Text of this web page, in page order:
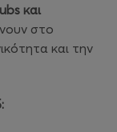
και
στο
και την